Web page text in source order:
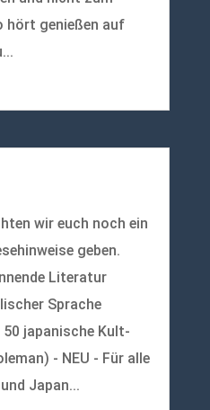
hört genießen auf
wir euch noch ein
geben.
Literatur
Sprache
50 japanische Kult-
- NEU - Für alle
Japan...